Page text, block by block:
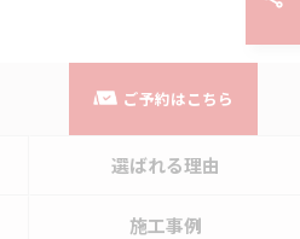
ご予約はこちら
選ばれる理由
施工事例